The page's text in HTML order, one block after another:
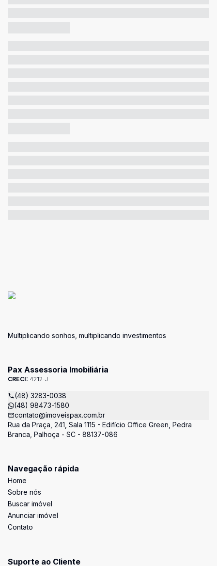
Multiplicando sonhos, multiplicando investimentos
Pax Assessoria Imobiliária
CRECI: 4212-J
(48) 3283-0038
(48) 98473-1580
contato@imoveispax.com.br
Rua da Praça, 241, Sala 1115 - Edifício Office Green, Pedra
Branca, Palhoça - SC - 88137-086
Navegação rápida
Home
Sobre nós
Buscar imóvel
Anunciar imóvel
Contato
Suporte ao Cliente